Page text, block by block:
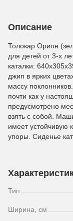
Описание
Толокар Орион
для детей от 3-х
каталки:
джип в ярких
массу
почти как у
предусмотрено
взять с собой.
имеет устойчивую
упоры. Сиденье
Тип
Ширина, см